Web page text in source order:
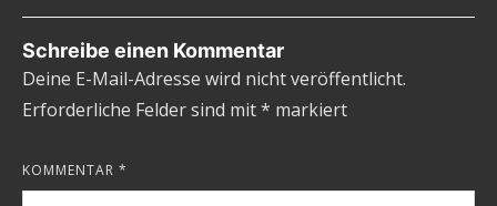
Schreibe einen Kommentar
Deine E-Mail-Adresse wird nicht veröffentlicht.
Erforderliche Felder sind mit* markiert
KOMMENTAR *